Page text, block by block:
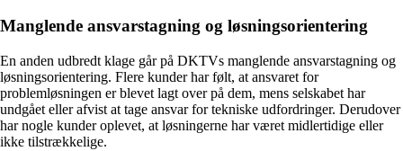
Manglende ansvarstagning og løsningsorientering
En anden udbredt klage går på DKTVs manglende ansvarstagning og
løsningsorientering. Flere kunder har følt, at ansvaret for
problemløsningen er blevet lagt over på dem, mens selskabet har
undgået eller afvist at tage ansvar for tekniske udfordringer. Derudover
har nogle kunder oplevet, at løsningerne har været midlertidige eller
ikke tilstrækkelige.